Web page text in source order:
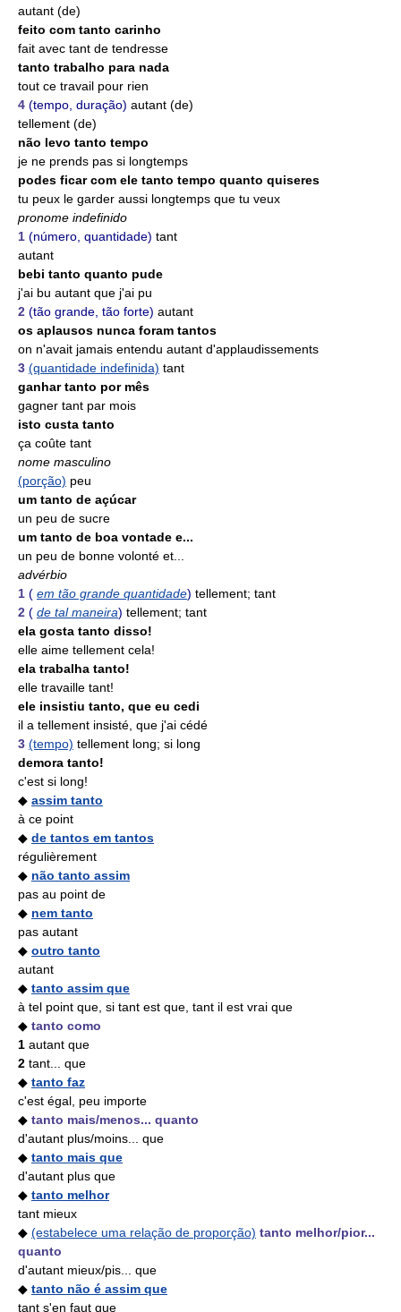
autant (de)
feito com tanto carinho
fait avec tant de tendresse
tanto trabalho para nada
tout ce travail pour rien
4 (tempo, duração) autant (de)
tellement (de)
não levo tanto tempo
je ne prends pas si longtemps
podes ficar com ele tanto tempo quanto quiseres
tu peux le garder aussi longtemps que tu veux
pronome indefinido
1 (número, quantidade) tant
autant
bebi tanto quanto pude
j'ai bu autant que j'ai pu
2 (tão grande, tão forte) autant
os aplausos nunca foram tantos
on n'avait jamais entendu autant d'applaudissements
3 (quantidade indefinida) tant
ganhar tanto por mês
gagner tant par mois
isto custa tanto
ça coûte tant
nome masculino
(porção) peu
um tanto de açúcar
un peu de sucre
um tanto de boa vontade e...
un peu de bonne volonté et...
advérbio
1 ( em tão grande quantidade) tellement; tant
2 ( de tal maneira) tellement; tant
ela gosta tanto disso!
elle aime tellement cela!
ela trabalha tanto!
elle travaille tant!
ele insistiu tanto, que eu cedi
il a tellement insisté, que j'ai cédé
3 (tempo) tellement long; si long
demora tanto!
c'est si long!
◆ assim tanto
à ce point
◆ de tantos em tantos
régulièrement
◆ não tanto assim
pas au point de
◆ nem tanto
pas autant
◆ outro tanto
autant
◆ tanto assim que
à tel point que, si tant est que, tant il est vrai que
◆ tanto como
1 autant que
2 tant... que
◆ tanto faz
c'est égal, peu importe
◆ tanto mais/menos... quanto
d'autant plus/moins... que
◆ tanto mais que
d'autant plus que
◆ tanto melhor
tant mieux
◆ (estabelece uma relação de proporção) tanto melhor/pior...
quanto
d'autant mieux/pis... que
◆ tanto não é assim que
tant s'en faut que